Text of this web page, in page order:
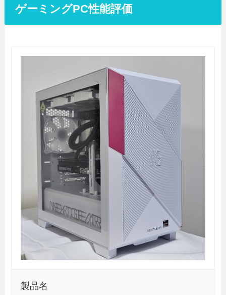
ゲーミングPC性能評価
製品名